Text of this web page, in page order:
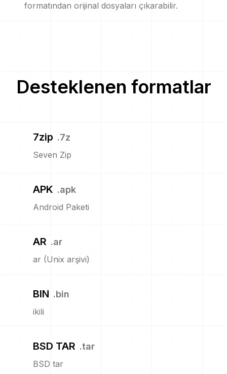
formatından orijinal dosyaları çıkarabilir.
Desteklenen formatlar
7zip .7z
Seven Zip
APK .apk
Android Paketi
AR .ar
ar (Unix arşivi)
BIN .bin
ikili
BSD TAR .tar
BSD tar